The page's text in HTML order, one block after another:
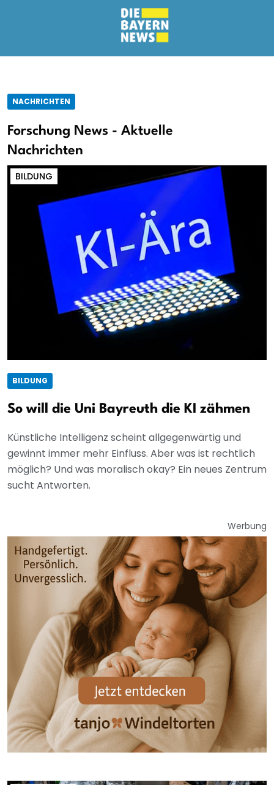
NACHRICHTEN
Forschung News - Aktuelle
Nachrichten
BILDUNG
BILDUNG
So will die Uni Bayreuth die KI zähmen
Künstliche Intelligenz scheint allgegenwärtig und
gewinnt immer mehr Einfluss. Aber was ist rechtlich
möglich? Und was moralisch okay? Ein neues Zentrum
sucht Antworten.
Werbung